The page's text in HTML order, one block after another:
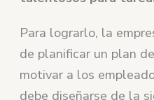
Para lograrlo, la
de planificar un plan
motivar a los
debe diseñarse de la